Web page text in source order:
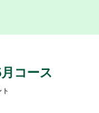
コース